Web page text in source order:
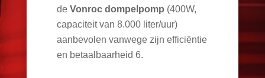
de Vonroc dompelpomp (400W,
capaciteit van 8.000 liter/uur)
aanbevolen vanwege zijn efficiëntie
en betaalbaarheid 6.